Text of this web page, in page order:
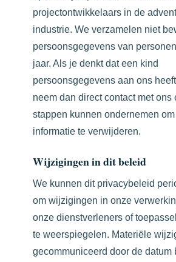
projectontwikkelaars in de
industrie. We verzamelen niet
persoonsgegevens van
jaar. Als je denkt dat een kind
persoonsgegevens aan ons
neem dan direct contact met ons
stappen kunnen ondernemen
informatie te verwijderen.
Wijzigingen in dit beleid
We kunnen dit privacybeleid
om wijzigingen in onze
onze dienstverleners of
te weerspiegelen. Materiële
gecommuniceerd door de datum